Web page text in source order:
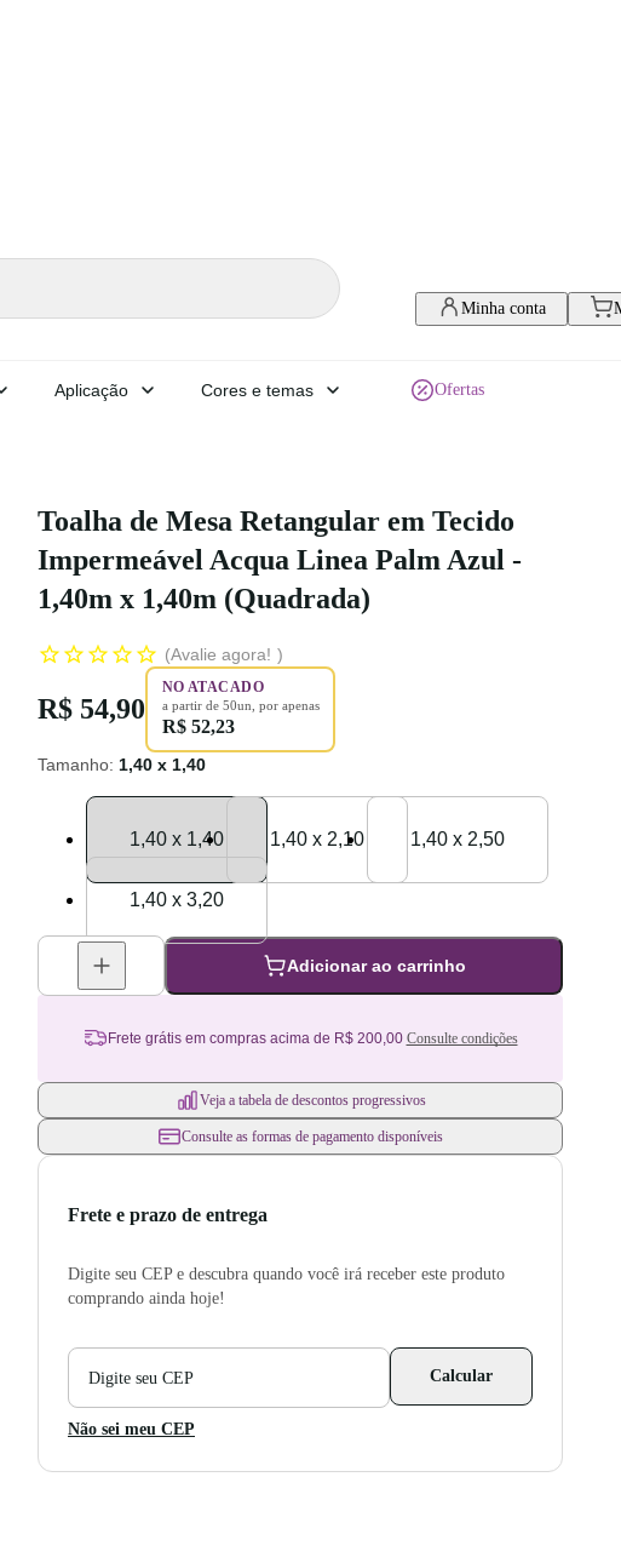
Minha conta
Aplicação Cores e temas Ofertas
Toalha de Mesa Retangular em Tecido
Impermeável Acqua Linea Palm Azul -
1,40m x 1,40m (Quadrada)
Avalie agora!
R$ 54,90
NO ATACADO
a partir de 50un , por apenas
R$ 52,23
Tamanho: 1,40 x 1,40
Tamanho: 1,40 x 1,40
1,40 x 1,40 Tamanho: 1,40 x 2,10
1,40 x 2,10 Tamanho: 1,40 x 2,50
1,40 x 2,50
Tamanho: 1,40 x 3,20
1,40 x 3,20
Adicionar ao carrinho
Frete grátis em compras acima de R$ 200,00 Consulte condições
Veja a tabela de descontos progressivos
Consulte as formas de pagamento disponíveis
Frete e prazo de entrega
Digite seu CEP e descubra quando você irá receber este produto
comprando ainda hoje!
CEP
para
cálculo
de
frete
Calcular
Não sei meu CEP